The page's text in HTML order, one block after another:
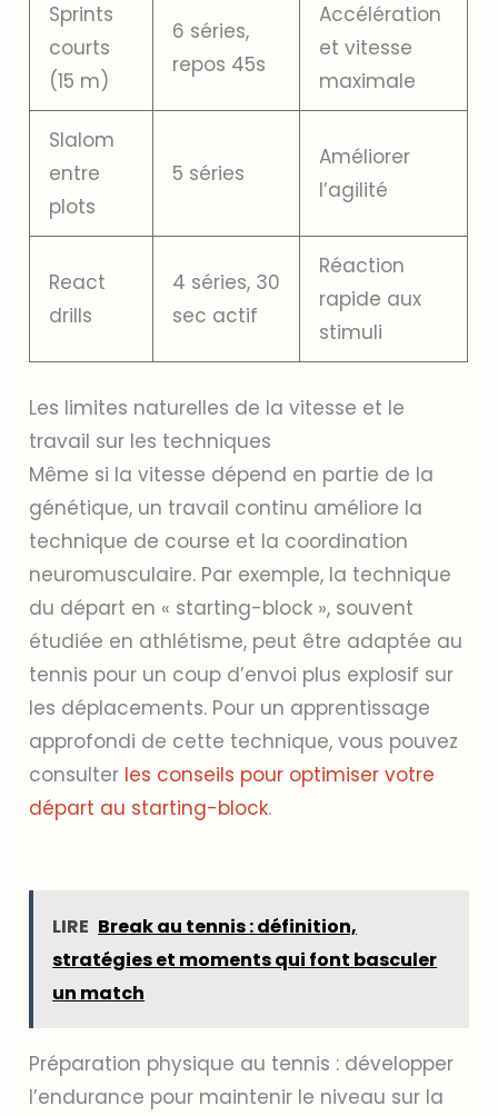
Sprints
courts
(15 m)
6 séries,
repos 45s
Accélération
et vitesse
maximale
Slalom
entre
plots
5 séries
Améliorer
l’agilité
React
drills
4 séries, 30
sec actif
Réaction
rapide aux
stimuli
Les limites naturelles de la vitesse et le
travail sur les techniques
Même si la vitesse dépend en partie de la
génétique, un travail continu améliore la
technique de course et la coordination
neuromusculaire. Par exemple, la technique
du départ en « starting-block », souvent
étudiée en athlétisme, peut être adaptée au
tennis pour un coup d’envoi plus explosif sur
les déplacements. Pour un apprentissage
approfondi de cette technique, vous pouvez
consulter les conseils pour optimiser votre
départ au starting-block.
LIRE Break au tennis : définition,
stratégies et moments qui font basculer
un match
Préparation physique au tennis : développer
l’endurance pour maintenir le niveau sur la